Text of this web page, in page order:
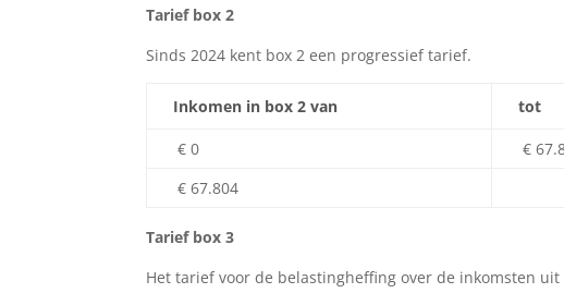
Tarief box 2
Sinds 2024 kent box 2 een progressief tarief.
Inkomen in box 2 van tot
€ 0 €
€ 67.804
Tarief box 3
Het tarief voor de belastingheffing over de inkomsten